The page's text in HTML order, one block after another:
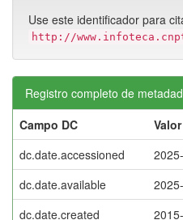
Use este identificador para
http://
Registro completo de
Campo DC
Valor
dc.date.accessioned
dc.date.available
dc.date.created